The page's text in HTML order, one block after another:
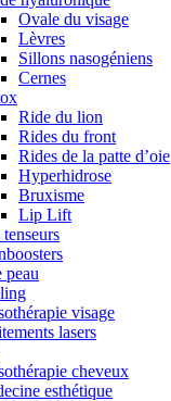
Ovale du visage
Lèvres
Sillons nasogéniens
Cernes
Ride du lion
Rides du front
Rides de la patte d’oie
Hyperhidrose
Bruxisme
Lip Lift
peau
visage
lasers
cheveux
esthétique